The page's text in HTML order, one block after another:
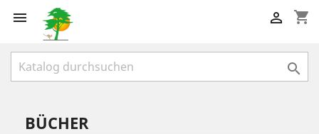
 shopping_cart


BÜCHER